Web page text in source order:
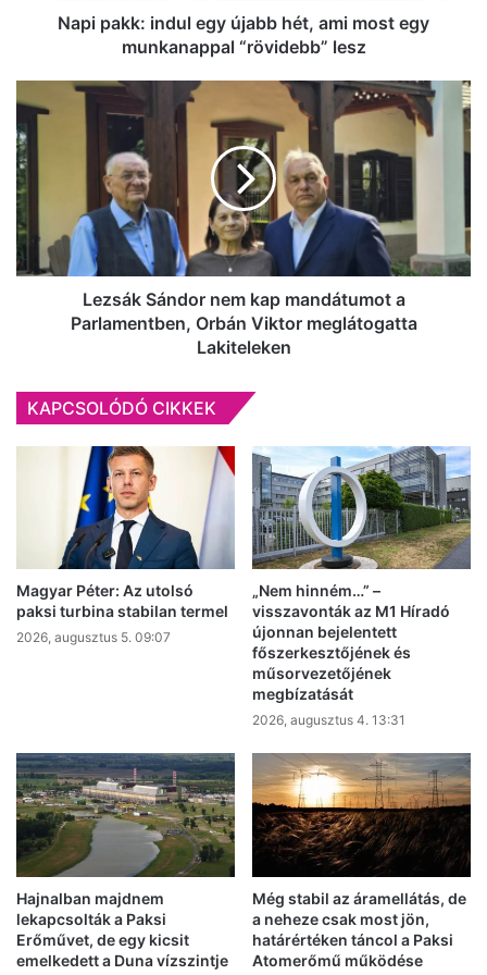
munkanappal
Napi pakk: indul egy újabb hét, ami most egy
munkanappal “rövidebb” lesz
Sándor
nem
kap
mandátumot
a
Parlamentben,
Orbán
Viktor
meglátogatta
Lakiteleken
Lezsák Sándor nem kap mandátumot a
Parlamentben, Orbán Viktor meglátogatta
Lakiteleken
KAPCSOLÓDÓ CIKKEK
Magyar Péter: Az utolsó
paksi turbina stabilan termel
2026, augusztus 5. 09:07
„Nem hinném…” –
visszavonták az M1 Híradó
újonnan bejelentett
főszerkesztőjének és
műsorvezetőjének
megbízatását
2026, augusztus 4. 13:31
Hajnalban majdnem
lekapcsolták a Paksi
Erőművet, de egy kicsit
emelkedett a Duna vízszintje
Még stabil az áramellátás, de
a neheze csak most jön,
határértéken táncol a Paksi
Atomerőmű működése